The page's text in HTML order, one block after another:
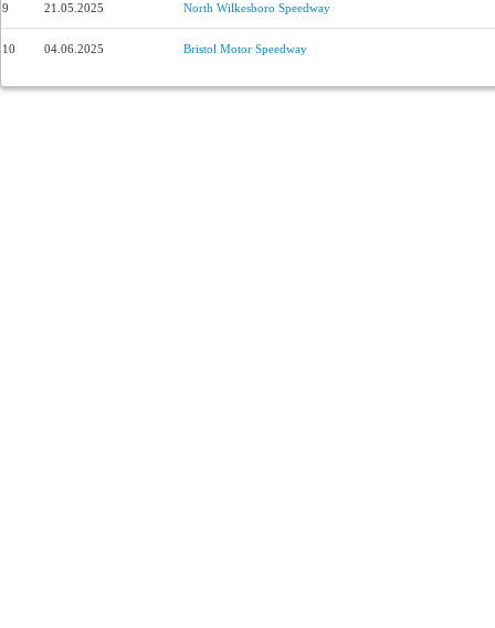
9 21.05.2025 North Wilkesboro Speedway
10 04.06.2025 Bristol Motor Speedway